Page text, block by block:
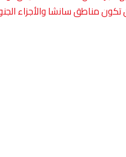
مناطق سانشا والأجزاء